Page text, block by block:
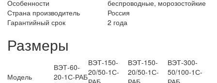
Особенности
беспроводные, морозостойкие
Страна производитель
Россия
Гарантийный срок
2 года
Размеры
Модель
ВЭТ-60-
20-1С-РАБ
ВЭТ-150-
20/50-1С-
ВЭТ-150-
20/50-1С-
ВЭТ-300-
50/100-1С-